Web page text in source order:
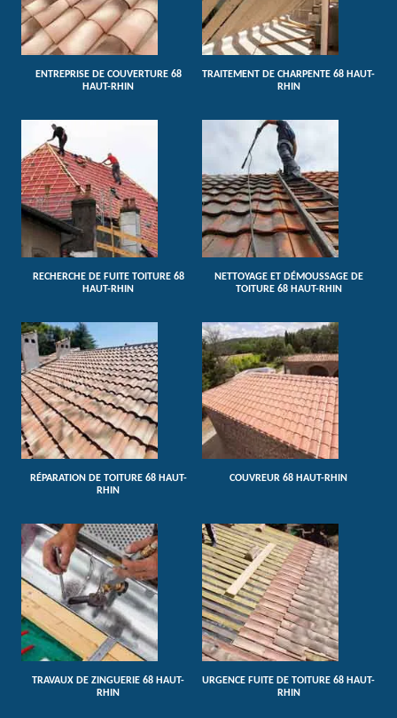
ENTREPRISE DE COUVERTURE 68
HAUT-RHIN
TRAITEMENT DE CHARPENTE 68 HAUT-
RHIN
RECHERCHE DE FUITE TOITURE 68
HAUT-RHIN
NETTOYAGE ET DÉMOUSSAGE DE
TOITURE 68 HAUT-RHIN
RÉPARATION DE TOITURE 68 HAUT-
RHIN
COUVREUR 68 HAUT-RHIN
TRAVAUX DE ZINGUERIE 68 HAUT-
RHIN
URGENCE FUITE DE TOITURE 68 HAUT-
RHIN